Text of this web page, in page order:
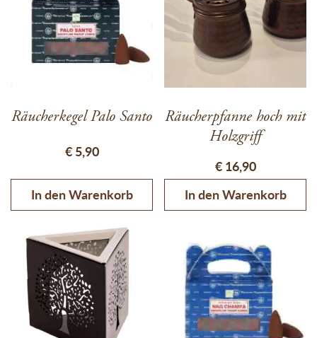
Räucherkegel Palo Santo
€5,90
In den Warenkorb
Räucherpfanne hoch mit
Holzgriff
€16,90
In den Warenkorb